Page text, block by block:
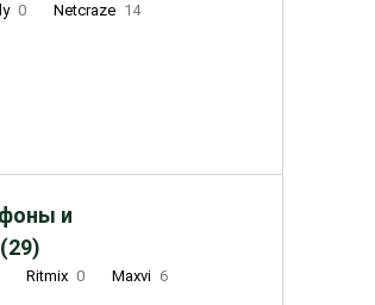
0 Netcraze 14
и
Ritmix 0 Maxvi 6